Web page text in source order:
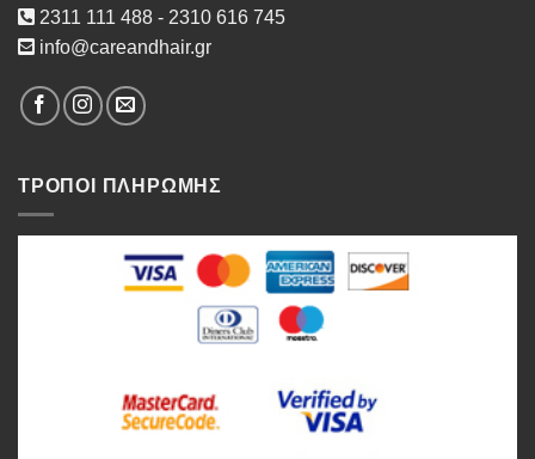
2311 111 488 - 2310 616 745
info@careandhair.gr
ΤΡΟΠΟΙ ΠΛΗΡΩΜΗΣ